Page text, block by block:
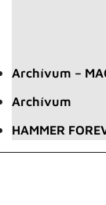
Archívum –
Archívum
HAMMER